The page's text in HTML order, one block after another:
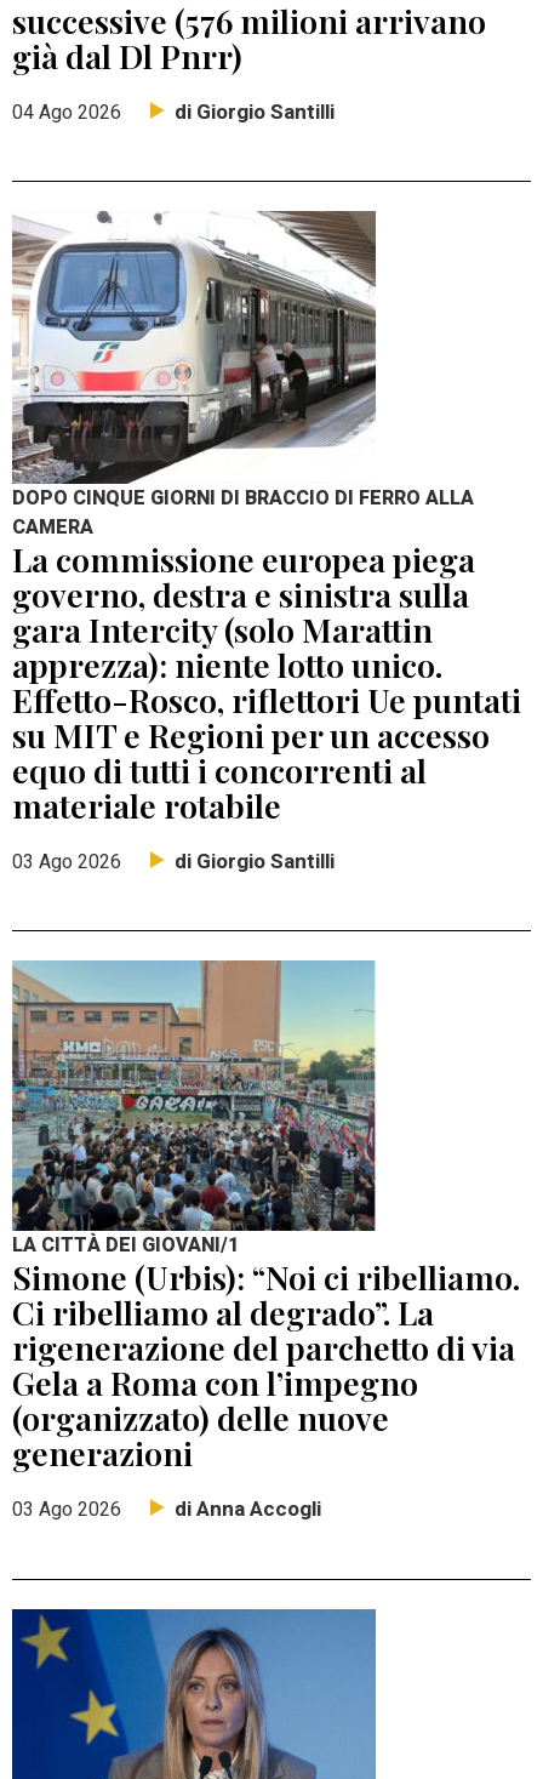
successive (576 milioni arrivano
già dal Dl Pnrr)
04 Ago 2026 di Giorgio Santilli
DOPO CINQUE GIORNI DI BRACCIO DI FERRO ALLA
CAMERA
La commissione europea piega
governo, destra e sinistra sulla
gara Intercity (solo Marattin
apprezza): niente lotto unico.
Effetto-Rosco, riflettori Ue puntati
su MIT e Regioni per un accesso
equo di tutti i concorrenti al
materiale rotabile
03 Ago 2026 di Giorgio Santilli
LA CITTÀ DEI GIOVANI/1
Simone (Urbis): “Noi ci ribelliamo.
Ci ribelliamo al degrado”. La
rigenerazione del parchetto di via
Gela a Roma con l’impegno
(organizzato) delle nuove
generazioni
03 Ago 2026 di Anna Accogli